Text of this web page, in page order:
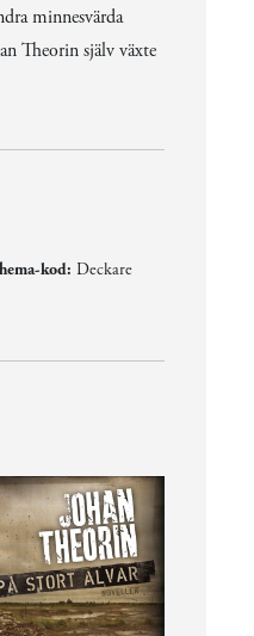
minnesvärda
Theorin själv växte
kod: Deckare